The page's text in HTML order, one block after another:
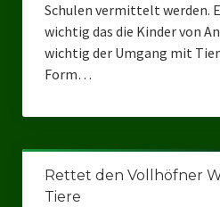
Schulen vermittelt werden.
wichtig das die Kinder von
wichtig der Umgang mit
Form…
Rettet den Vollhöfner
Tiere